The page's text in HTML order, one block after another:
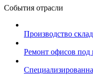
События отрасли
Производство
Ремонт офисов под